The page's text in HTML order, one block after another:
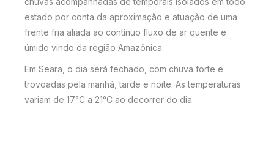
estado por conta da aproximação e atuação de uma
frente fria aliada ao contínuo fluxo de ar quente e
úmido vindo da região Amazônica.
Em Seara, o dia será fechado, com chuva forte e
trovoadas pela manhã, tarde e noite. As temperaturas
variam de 17°C a 21°C ao decorrer do dia.